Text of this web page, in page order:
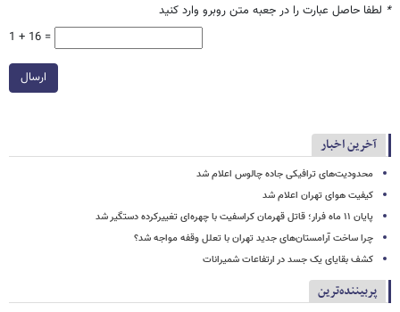
* لطفا حاصل عبارت را در جعبه متن روبرو وارد کنید
1 + 16 =
ارسال
آخرین اخبار
محدودیت‌های ترافیکی جاده چالوس اعلام شد
کیفیت هوای تهران اعلام شد
پایان ۱۱ ماه فرار؛ قاتل قهرمان کراسفیت با چهره‌ای تغییرکرده دستگیر شد
چرا ساخت آرامستان‌های جدید تهران با تعلل وقفه مواجه شد؟
کشف بقایای یک جسد در ارتفاعات شمیرانات
پربیننده‌ترین